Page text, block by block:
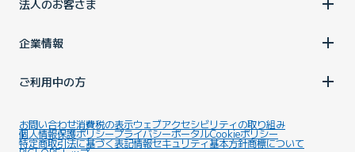
法人のお客さま
企業情報
ご利用中の方
お問い合わせ消費税の表示ウェブアクセシビリティの取り組み
個人情報保護ポリシープライバシーポータルCookieポリシー
特定商取引法に基づく表記情報セキュリティ基本方針商標について